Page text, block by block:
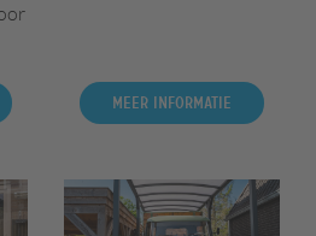
Meer informatie